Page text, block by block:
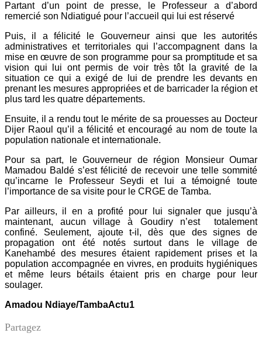
Partant d’un point de presse, le Professeur a d’abord
remercié son Ndiatigué pour l’accueil qui lui est réservé
Puis, il a félicité le Gouverneur ainsi que les autorités
administratives et territoriales qui l’accompagnent dans la
mise en œuvre de son programme pour sa promptitude et sa
vision qui lui ont permis de voir très tôt la gravité de la
situation ce qui a exigé de lui de prendre les devants en
prenant les mesures appropriées et de barricader la région et
plus tard les quatre départements.
Ensuite, il a rendu tout le mérite de sa prouesses au Docteur
Dijer Raoul qu’il a félicité et encouragé au nom de toute la
population nationale et internationale.
Pour sa part, le Gouverneur de région Monsieur Oumar
Mamadou Baldé s’est félicité de recevoir une telle sommité
qu’incarne le Professeur Seydi et lui a témoigné toute
l’importance de sa visite pour le CRGE de Tamba.
Par ailleurs, il en a profité pour lui signaler que jusqu’à
maintenant, aucun village à Goudiry n’est totalement
confiné. Seulement, ajoute t-il, dès que des signes de
propagation ont été notés surtout dans le village de
Kanehambé des mesures étaient rapidement prises et la
population accompagnée en vivres, en produits hygiéniques
et même leurs bétails étaient pris en charge pour leur
soulager.
Amadou Ndiaye/TambaActu1
Partagez